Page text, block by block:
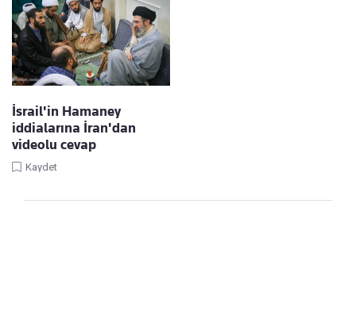
İsrail'in Hamaney
iddialarına İran'dan
videolu cevap
Kaydet